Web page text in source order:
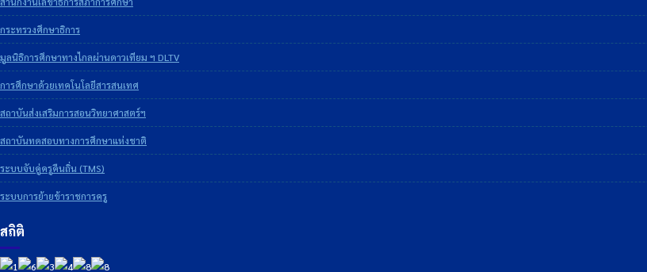
กระทรวงศึกษาธิการ
มูลนิธิการศึกษาทางไกลผ่านดาวเทียม ฯ DLTV
การศึกษาด้วยเทคโนโลยีสารสนเทศ
สถาบันส่งเสริมการสอนวิทยาศาสตร์ฯ
สถาบันทดสอบทางการศึกษาแห่งชาติ
ระบบจับคู่ครูคืนถิ่น (TMS)
ระบบการย้ายข้าราชการครู
สถิติ